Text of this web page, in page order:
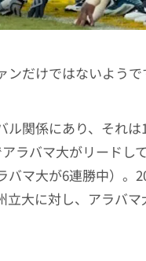
だけではないようで
ル関係にあり、それは
ラバマ大がリードし
マ大が6連勝中）。
大に対し、アラバ